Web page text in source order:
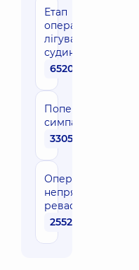
Етап
операції
лігування
судини
6520 грн
Поперекова
симпатектомія
33050 грн
Операція
непрямої
реваскуляризації
25520 грн